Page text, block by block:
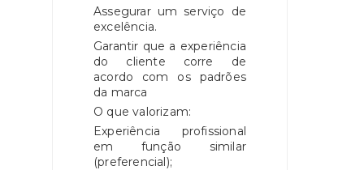
Assegurar um serviço de
excelência.
Garantir que a experiência
do cliente corre de
acordo com os padrões
da marca
O que valorizam:
Experiência profissional
em função similar
(preferencial);